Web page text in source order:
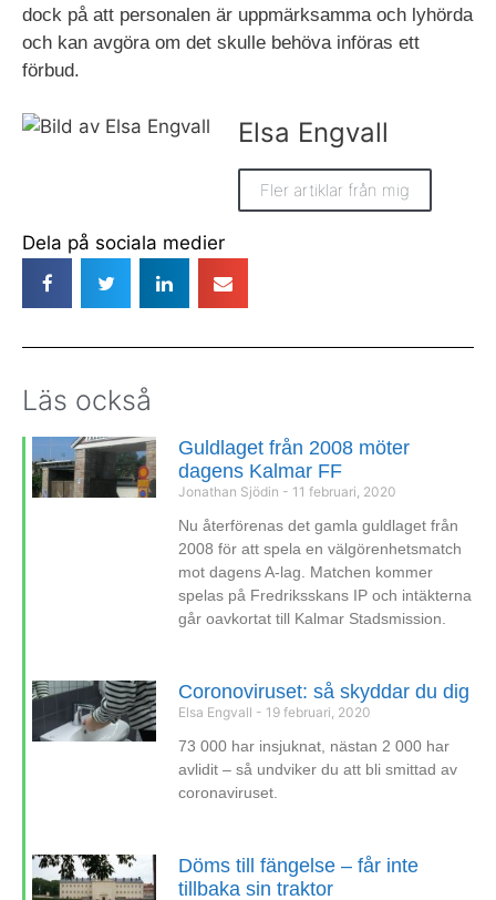
dock på att personalen är uppmärksamma och lyhörda
och kan avgöra om det skulle behöva införas ett
förbud.
Elsa Engvall
Fler artiklar från mig
Dela på sociala medier
Läs också
Guldlaget från 2008 möter
dagens Kalmar FF
Jonathan Sjödin 11 februari, 2020
Nu återförenas det gamla guldlaget från
2008 för att spela en välgörenhetsmatch
mot dagens A-lag. Matchen kommer
spelas på Fredriksskans IP och intäkterna
går oavkortat till Kalmar Stadsmission.
Coronoviruset: så skyddar du dig
Elsa Engvall 19 februari, 2020
73 000 har insjuknat, nästan 2 000 har
avlidit – så undviker du att bli smittad av
coronaviruset.
Döms till fängelse – får inte
tillbaka sin traktor